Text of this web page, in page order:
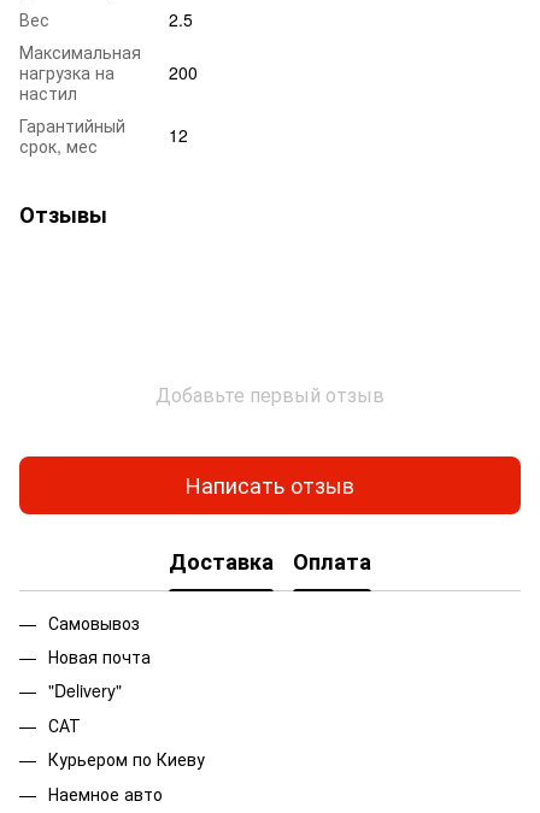
Вес
2.5
Максимальная
нагрузка на
настил
200
Гарантийный
срок, мес
12
Отзывы
Добавьте первый отзыв
Написать отзыв
Доставка Оплата
Самовывоз
Новая почта
"Delivery"
САТ
Курьером по Киеву
Наемное авто